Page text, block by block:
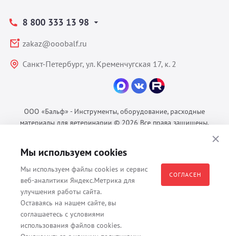
8 800 333 13 98
zakaz@ooobalf.ru
Санкт-Петербург, ул. Кременчугская 17, к. 2
ООО «Бальф» - Инструменты, оборудование, расходные
материалы для ветеринарии © 2026 Все права защищены.
Согласие на обработку ПДн
Пользовательское соглашение
тексты, изображения, каталоги, таблицы, наименования, любая
иная информация являются собственностью владельца сайта -
Мы используем cookies
Мы используем файлы cookies и сервис
веб-аналитики Яндекс.Метрика для
улучшения работы сайта.
Оставаясь на нашем сайте, вы
соглашаетесь с условиями
использования файлов cookies.
СОГЛАСЕН